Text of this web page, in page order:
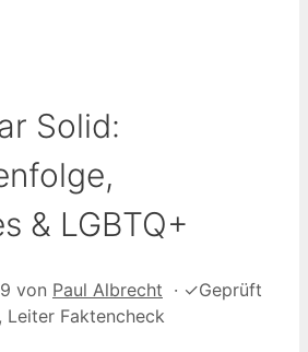
Solid:
& LGBTQ+
von Paul Albrecht · ✓Geprüft
, Leiter Faktencheck